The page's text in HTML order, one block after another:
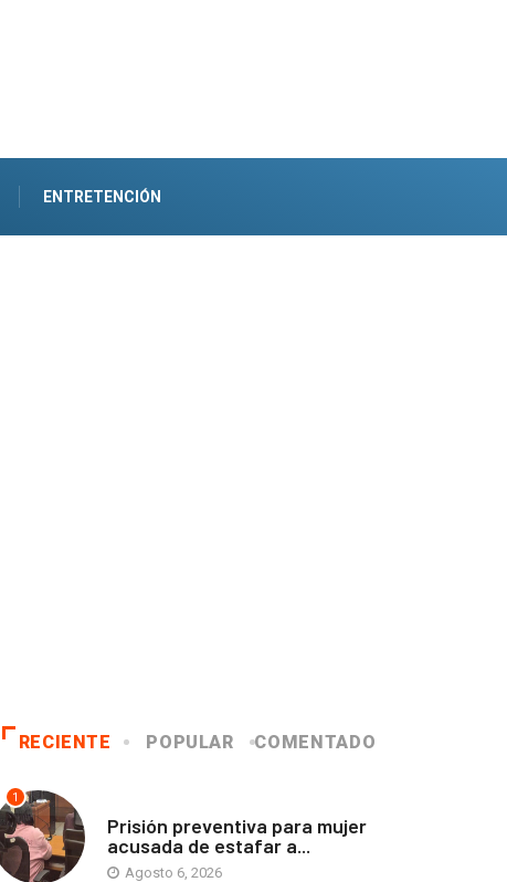
ENTRETENCIÓN
RECIENTE POPULAR COMENTADO
1
Prisión preventiva para mujer
acusada de estafar a...
Agosto 6, 2026